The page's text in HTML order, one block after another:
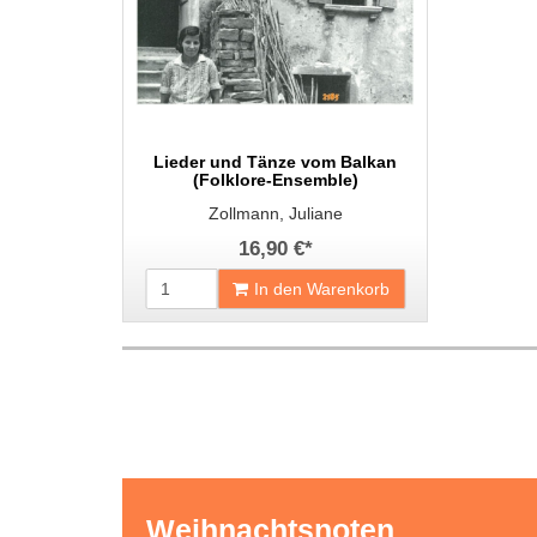
Lieder und Tänze vom Balkan
(Folklore-Ensemble)
Zollmann, Juliane
16,90 €*
In den Warenkorb
Weihnachtsnoten